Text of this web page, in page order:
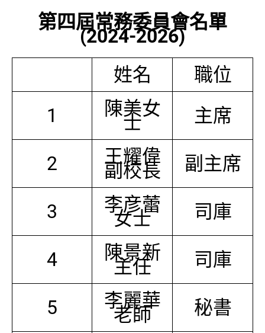
第四屆常務委員會名單
(2024-2026)
姓名
職位
1
陳美女
士 主席
2 王耀偉
副校長 副主席
3 李彦蕾
女士 司庫
4 陳景新
主任 司庫
5 李麗華
老師 秘書